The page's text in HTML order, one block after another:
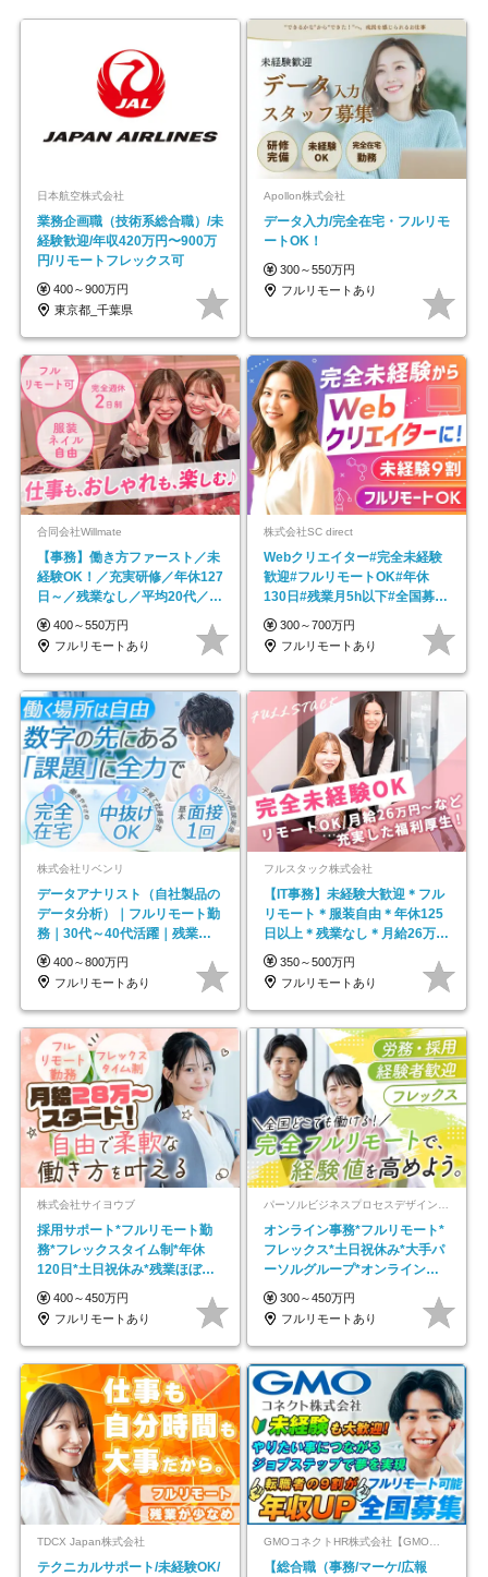
日本航空株式会社
業務企画職（技術系総合職）/未
経験歓迎/年収420万円〜900万
円/リモートフレックス可
400～900万円
東京都_千葉県
Apollon株式会社
データ入力/完全在宅・フルリモ
ートOK！
300～550万円
フルリモートあり
合同会社Willmate
【事務】働き方ファースト／未
経験OK！／充実研修／年休127
日～／残業なし／平均20代／リ
モートOK
400～550万円
フルリモートあり
株式会社SC direct
Webクリエイター#完全未経験
歓迎#フルリモートOK#年休
130日#残業月5h以下#全国募集
#最大1年の研修
300～700万円
フルリモートあり
株式会社リベンリ
データアナリスト（自社製品の
データ分析）｜フルリモート勤
務｜30代～40代活躍｜残業少
なめ｜子育て社員多数活躍
400～800万円
フルリモートあり
フルスタック株式会社
【IT事務】未経験大歓迎＊フル
リモート＊服装自由＊年休125
日以上＊残業なし＊月給26万円
以上
350～500万円
フルリモートあり
株式会社サイヨウブ
採用サポート*フルリモート勤
務*フレックスタイム制*年休
120日*土日祝休み*残業ほぼな
し*育児中社員8割以上
400～450万円
フルリモートあり
パーソルビジネスプロセスデザイン株式会社 事業開発本部
オンライン事務*フルリモート*
フレックス*土日祝休み*大手パ
ーソルグループ*オンライン面
接*30～40代活躍中
300～450万円
フルリモートあり
TDCX Japan株式会社
テクニカルサポート/未経験OK/
GMOコネクトHR株式会社【GMOインターネットグループ】
【総合職（事務/マーケ/広報